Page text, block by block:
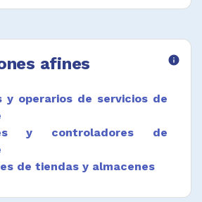
afines info
y operarios de servicios de
y controladores de
de tiendas y almacenes